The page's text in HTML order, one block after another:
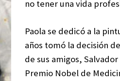
no tener una vida
Paola se dedicó a la
años tomó la decisión
de sus amigos,
Premio Nobel de